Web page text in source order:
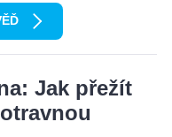
Jak přežít